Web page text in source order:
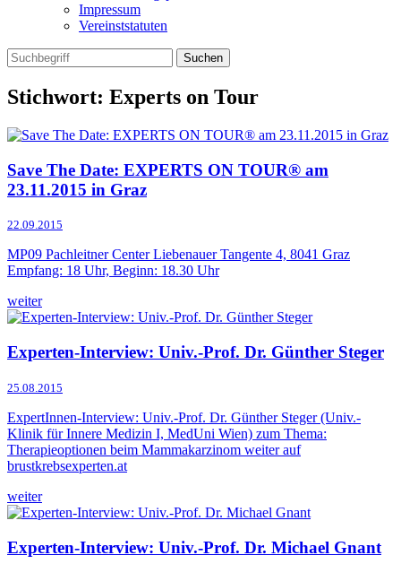
Impressum
Vereinststatuten
Stichwort: Experts on Tour
Save The Date: EXPERTS ON TOUR® am
23.11.2015 in Graz
22.09.2015
MP09 Pachleitner Center Liebenauer Tangente 4, 8041 Graz
Empfang: 18 Uhr, Beginn: 18.30 Uhr
weiter
Experten-Interview: Univ.-Prof. Dr. Günther Steger
25.08.2015
ExpertInnen-Interview: Univ.-Prof. Dr. Günther Steger (Univ.-
Klinik für Innere Medizin I, MedUni Wien) zum Thema:
Therapieoptionen beim Mammakarzinom weiter auf
brustkrebsexperten.at
weiter
Experten-Interview: Univ.-Prof. Dr. Michael Gnant